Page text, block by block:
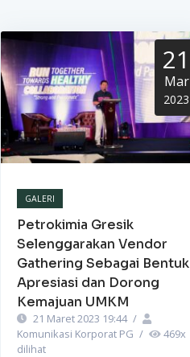
21
Mar
2023
GALERI
Petrokimia Gresik
Selenggarakan Vendor
Gathering Sebagai Bentuk
Apresiasi dan Dorong
Kemajuan UMKM
21 Maret 2023 19:44 /
Komunikasi Korporat PG / 469x
dilihat